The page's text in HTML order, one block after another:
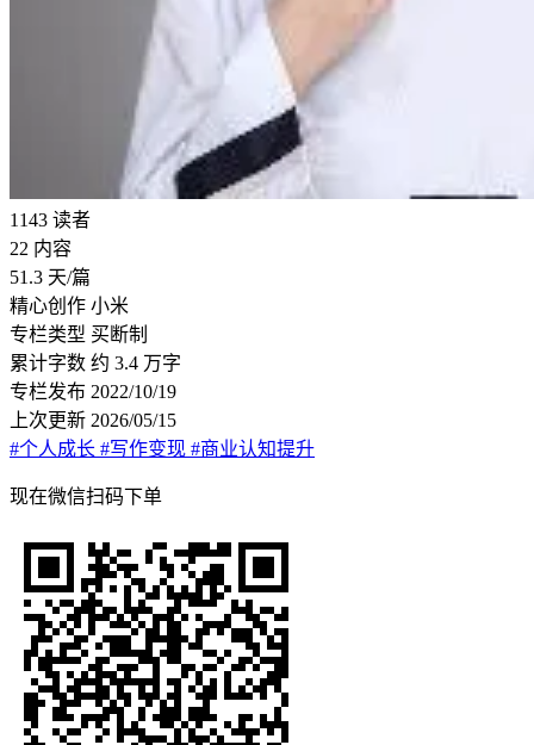
1143 读者
22 内容
51.3 天/篇
精心创作 小米
专栏类型 买断制
累计字数 约 3.4 万字
专栏发布 2022/10/19
上次更新 2026/05/15
#个人成长 #写作变现 #商业认知提升
现在微信扫码下单